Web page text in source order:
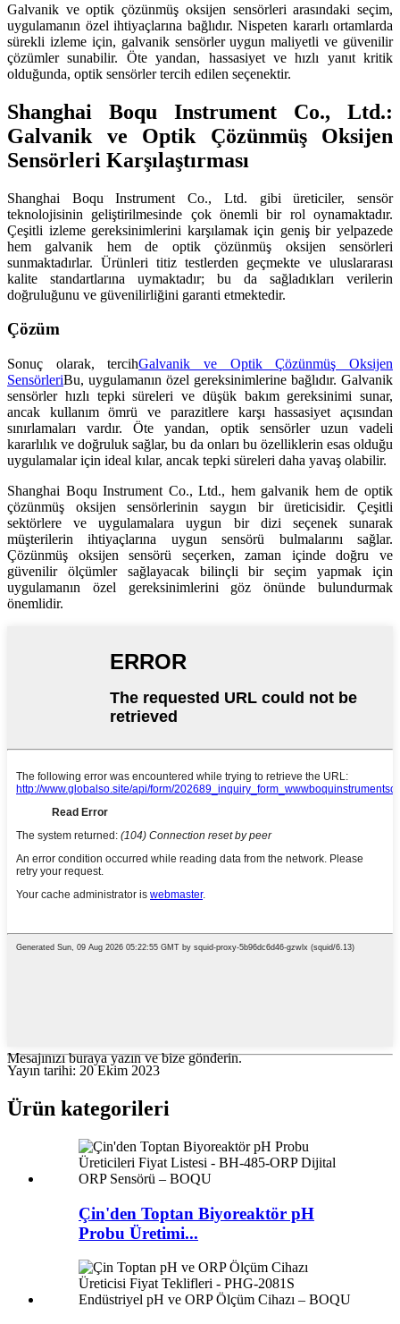
Galvanik ve optik çözünmüş oksijen sensörleri arasındaki seçim,
uygulamanın özel ihtiyaçlarına bağlıdır. Nispeten kararlı ortamlarda
sürekli izleme için, galvanik sensörler uygun maliyetli ve güvenilir
çözümler sunabilir. Öte yandan, hassasiyet ve hızlı yanıt kritik
olduğunda, optik sensörler tercih edilen seçenektir.
Shanghai Boqu Instrument Co., Ltd.:
Galvanik ve Optik Çözünmüş Oksijen
Sensörleri Karşılaştırması
Shanghai Boqu Instrument Co., Ltd. gibi üreticiler, sensör
teknolojisinin geliştirilmesinde çok önemli bir rol oynamaktadır.
Çeşitli izleme gereksinimlerini karşılamak için geniş bir yelpazede
hem galvanik hem de optik çözünmüş oksijen sensörleri
sunmaktadırlar. Ürünleri titiz testlerden geçmekte ve uluslararası
kalite standartlarına uymaktadır; bu da sağladıkları verilerin
doğruluğunu ve güvenilirliğini garanti etmektedir.
Çözüm
Sonuç olarak, tercihGalvanik ve Optik Çözünmüş Oksijen
SensörleriBu, uygulamanın özel gereksinimlerine bağlıdır. Galvanik
sensörler hızlı tepki süreleri ve düşük bakım gereksinimi sunar,
ancak kullanım ömrü ve parazitlere karşı hassasiyet açısından
sınırlamaları vardır. Öte yandan, optik sensörler uzun vadeli
kararlılık ve doğruluk sağlar, bu da onları bu özelliklerin esas olduğu
uygulamalar için ideal kılar, ancak tepki süreleri daha yavaş olabilir.
Shanghai Boqu Instrument Co., Ltd., hem galvanik hem de optik
çözünmüş oksijen sensörlerinin saygın bir üreticisidir. Çeşitli
sektörlere ve uygulamalara uygun bir dizi seçenek sunarak
müşterilerin ihtiyaçlarına uygun sensörü bulmalarını sağlar.
Çözünmüş oksijen sensörü seçerken, zaman içinde doğru ve
güvenilir ölçümler sağlayacak bilinçli bir seçim yapmak için
uygulamanın özel gereksinimlerini göz önünde bulundurmak
önemlidir.
Mesajınızı buraya yazın ve bize gönderin.
Yayın tarihi: 20 Ekim 2023
Ürün kategorileri
Çin'den Toptan Biyoreaktör pH
Probu Üretimi...